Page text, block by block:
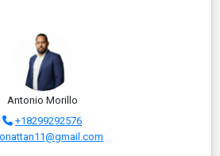
Antonio Morillo
+18299292576